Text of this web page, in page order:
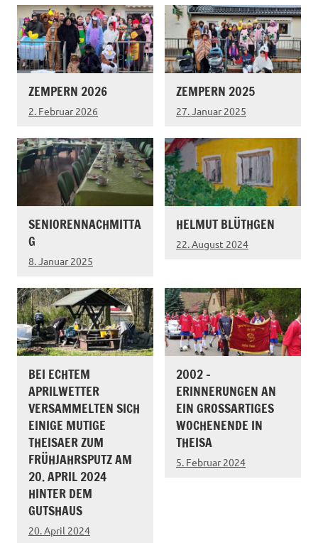
ZEMPERN 2026
2. Februar 2026
ZEMPERN 2025
27. Januar 2025
SENIORENNACHMITTA
G
8. Januar 2025
HELMUT BLÜTHGEN
22. August 2024
BEI ECHTEM
APRILWETTER
VERSAMMELTEN SICH
EINIGE MUTIGE
THEISAER ZUM
FRÜHJAHRSPUTZ AM
20. APRIL 2024
HINTER DEM
GUTSHAUS
20. April 2024
2002 –
ERINNERUNGEN AN
EIN GROSSARTIGES W
OCHENENDE IN T
HEISA
5. Februar 2024